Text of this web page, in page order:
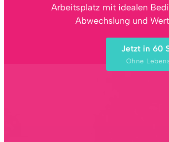
Arbeitsplatz mit idealen
Abwechslung und
Jetzt in 60
Ohne